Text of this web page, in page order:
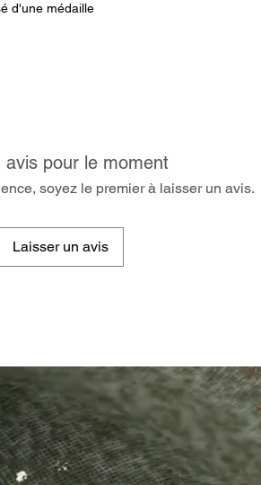
d'une médaille
avis pour le moment
soyez le premier à laisser un avis.
Laisser un avis